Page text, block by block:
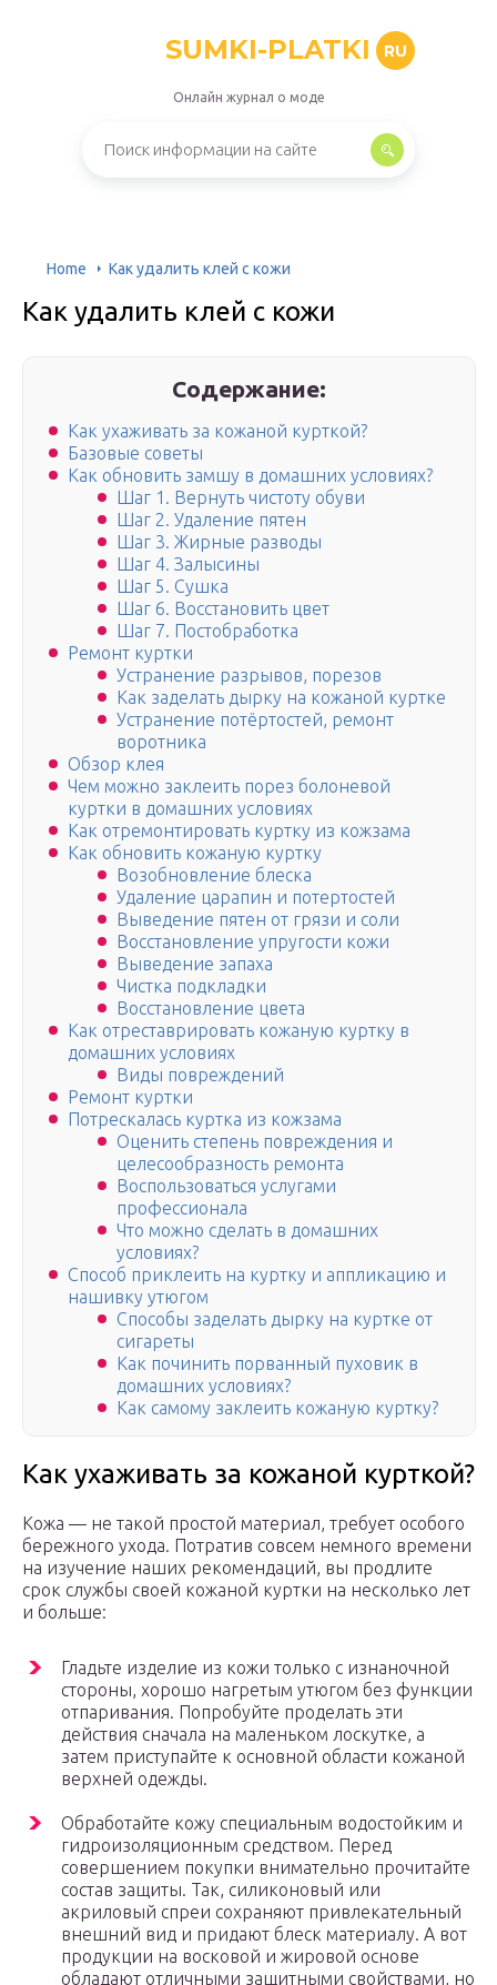
SUMKI-PLATKI RU
Онлайн журнал о моде
Home Как удалить клей с кожи
Как удалить клей с кожи
Содержание:
Как ухаживать за кожаной курткой?
Базовые советы
Как обновить замшу в домашних условиях?
Шаг 1. Вернуть чистоту обуви
Шаг 2. Удаление пятен
Шаг 3. Жирные разводы
Шаг 4. Залысины
Шаг 5. Сушка
Шаг 6. Восстановить цвет
Шаг 7. Постобработка
Ремонт куртки
Устранение разрывов, порезов
Как заделать дырку на кожаной куртке
Устранение потёртостей, ремонт
воротника
Обзор клея
Чем можно заклеить порез болоневой
куртки в домашних условиях
Как отремонтировать куртку из кожзама
Как обновить кожаную куртку
Возобновление блеска
Удаление царапин и потертостей
Выведение пятен от грязи и соли
Восстановление упругости кожи
Выведение запаха
Чистка подкладки
Восстановление цвета
Как отреставрировать кожаную куртку в
домашних условиях
Виды повреждений
Ремонт куртки
Потрескалась куртка из кожзама
Оценить степень повреждения и
целесообразность ремонта
Воспользоваться услугами
профессионала
Что можно сделать в домашних
условиях?
Способ приклеить на куртку и аппликацию и
нашивку утюгом
Способы заделать дырку на куртке от
сигареты
Как починить порванный пуховик в
домашних условиях?
Как самому заклеить кожаную куртку?
Как ухаживать за кожаной курткой?
Кожа — не такой простой материал, требует особого
бережного ухода. Потратив совсем немного времени
на изучение наших рекомендаций, вы продлите
срок службы своей кожаной куртки на несколько лет
и больше:
Гладьте изделие из кожи только с изнаночной
стороны, хорошо нагретым утюгом без функции
отпаривания. Попробуйте проделать эти
действия сначала на маленьком лоскутке, а
затем приступайте к основной области кожаной
верхней одежды.
Обработайте кожу специальным водостойким и
гидроизоляционным средством. Перед
совершением покупки внимательно прочитайте
состав защиты. Так, силиконовый или
акриловый спреи сохраняют привлекательный
внешний вид и придают блеск материалу. А вот
продукции на восковой и жировой основе
обладают отличными защитными свойствами, но